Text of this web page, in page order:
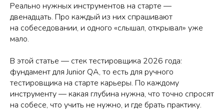
Реально нужных инструментов на старте —
двенадцать. Про каждый из них спрашивают
на собеседовании, и одного «слышал, открывал» уже
мало.
В этой статье — стек тестировщика 2026 года:
фундамент для Junior QA, то есть для ручного
тестировщика на старте карьеры. По каждому
инструменту — какая глубина нужна, что точно спросят
на собесе, что учить не нужно, и где брать практику.